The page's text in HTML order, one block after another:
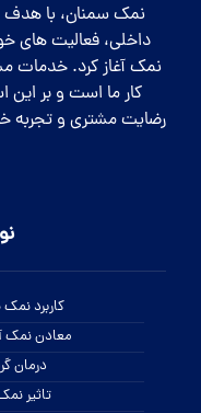
نمک سمنان، با
داخلی، فعالیت های
نمک آغاز کرد. خدمات
کار ما است و بر
رضایت مشتری و تجربه
کاربرد
معادن نمک
درمان
تاثیر